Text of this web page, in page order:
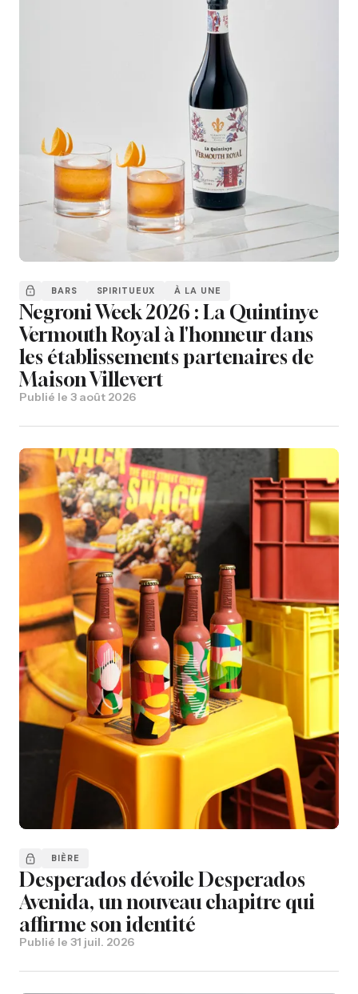
BARS SPIRITUEUX À LA UNE
Negroni Week 2026 : La Quintinye
Vermouth Royal à l'honneur dans
les établissements partenaires de
Maison Villevert
Publié le 3 août 2026
BIÈRE
Desperados dévoile Desperados
Avenida, un nouveau chapitre qui
affirme son identité
Publié le 31 juil. 2026